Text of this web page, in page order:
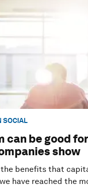
SOCIAL
can be good
show
the benefits that
have reached the